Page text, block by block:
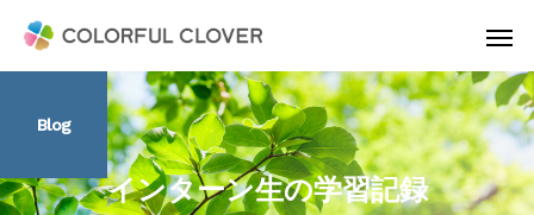
インターン生の学習記録
Blog